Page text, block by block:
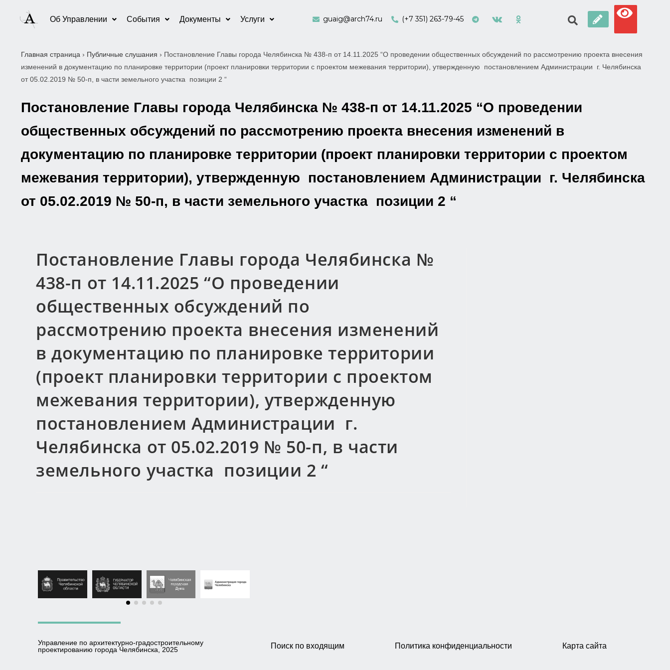
Об Управлении События Документы Услуги guaig@arch74.ru (+7 351) 263-79-45
Главная страница › Публичные слушания › Постановление Главы города Челябинска № 438-п от 14.11.2025 “О проведении общественных обсуждений по рассмотрению проекта внесения
изменений в документацию по планировке территории (проект планировки территории с проектом межевания территории), утвержденную постановлением Администрации г. Челябинска
от 05.02.2019 № 50-п, в части земельного участка позиции 2 “
Постановление Главы города Челябинска № 438-п от 14.11.2025 “О проведении
общественных обсуждений по рассмотрению проекта внесения изменений в
документацию по планировке территории (проект планировки территории с проектом
межевания территории), утвержденную постановлением Администрации г. Челябинска
от 05.02.2019 № 50-п, в части земельного участка позиции 2 “
Постановление Главы города Челябинска №
438-п от 14.11.2025 “О проведении
общественных обсуждений по
рассмотрению проекта внесения изменений
в документацию по планировке территории
(проект планировки территории с проектом
межевания территории), утвержденную
постановлением Администрации г.
Челябинска от 05.02.2019 № 50-п, в части
земельного участка позиции 2 “
Управление по архитектурно-градостроительному
проектированию города Челябинска, 2025
Поиск по входящим Политика конфиденциальности Карта сайта